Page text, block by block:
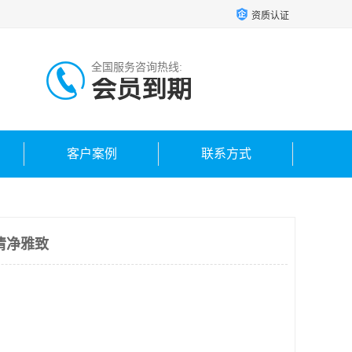
资质认证
全国服务咨询热线:
会员到期
客户案例 联系方式
净雅致